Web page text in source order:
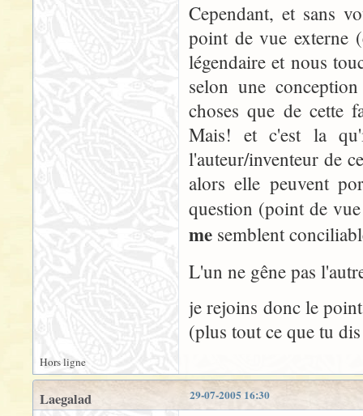
Cependant, et sans
point de vue externe
légendaire et nous
selon une
choses que de cette
Mais! et c'est la
l'auteur/inventeur de
alors elle peuvent
question (point de
me semblent
L'un ne gêne pas
je rejoins donc le
(plus tout ce que tu
Hors ligne
29-07-2005 16:30
Laegalad